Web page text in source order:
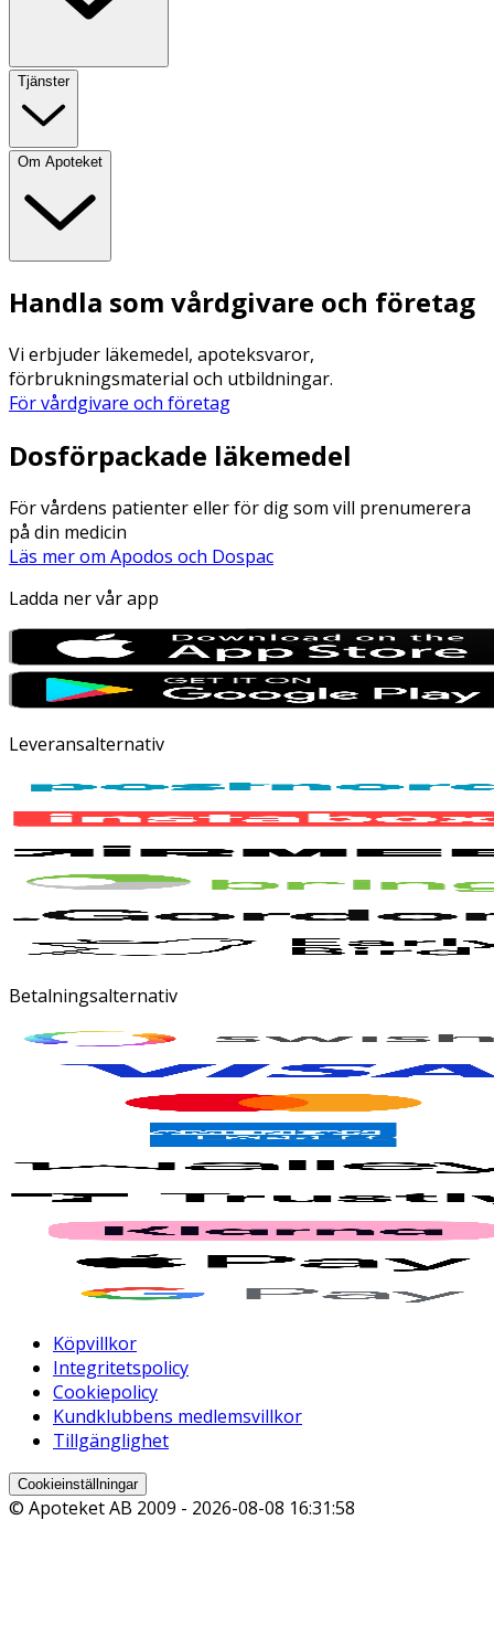
Tjänster
Om Apoteket
Handla som vårdgivare och företag
Vi erbjuder läkemedel, apoteksvaror,
förbrukningsmaterial och utbildningar.
För vårdgivare och företag
Dosförpackade läkemedel
För vårdens patienter eller för dig som vill prenumerera
på din medicin
Läs mer om Apodos och Dospac
Ladda ner vår app
Leveransalternativ
Betalningsalternativ
Köpvillkor
Integritetspolicy
Cookiepolicy
Kundklubbens medlemsvillkor
Tillgänglighet
Cookieinställningar
© Apoteket AB 2009 - 2026-08-08 16:31:58